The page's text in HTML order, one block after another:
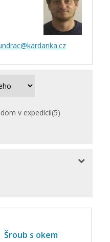
v expedícii(5)
Šroub s okem